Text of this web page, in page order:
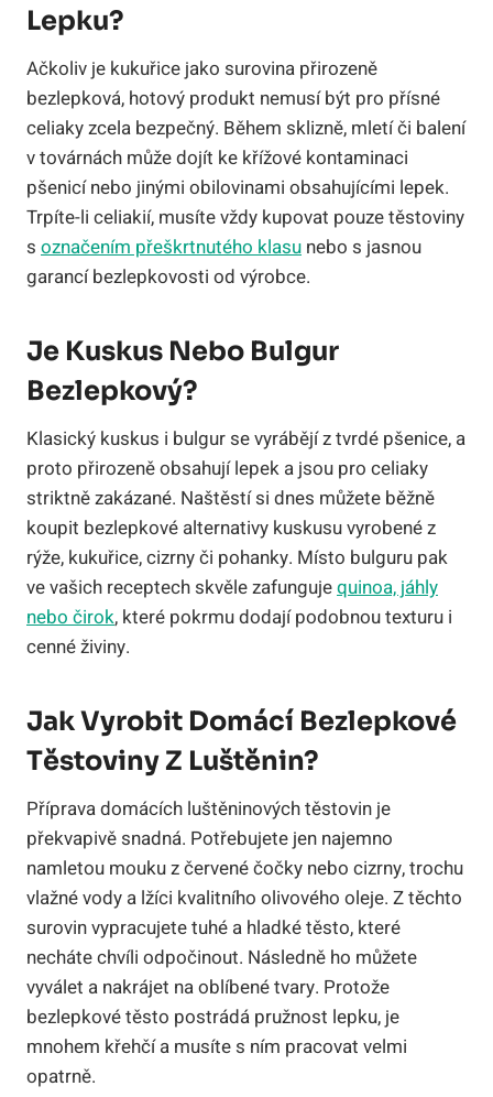
Lepku?
Ačkoliv je kukuřice jako surovina přirozeně
bezlepková, hotový produkt nemusí být pro přísné
celiaky zcela bezpečný. Během sklizně, mletí či balení
v továrnách může dojít ke křížové kontaminaci
pšenicí nebo jinými obilovinami obsahujícími lepek.
Trpíte-li celiakií, musíte vždy kupovat pouze těstoviny
s označením přeškrtnutého klasu nebo s jasnou
garancí bezlepkovosti od výrobce.
Je Kuskus Nebo Bulgur
Bezlepkový?
Klasický kuskus i bulgur se vyrábějí z tvrdé pšenice, a
proto přirozeně obsahují lepek a jsou pro celiaky
striktně zakázané. Naštěstí si dnes můžete běžně
koupit bezlepkové alternativy kuskusu vyrobené z
rýže, kukuřice, cizrny či pohanky. Místo bulguru pak
ve vašich receptech skvěle zafungujequinoa, jáhly
nebo čirok, které pokrmu dodají podobnou texturu i
cenné živiny.
Jak Vyrobit Domácí Bezlepkové
Těstoviny Z Luštěnin?
Příprava domácích luštěninových těstovin je
překvapivě snadná. Potřebujete jen najemno
namletou mouku z červené čočky nebo cizrny, trochu
vlažné vody a lžíci kvalitního olivového oleje. Z těchto
surovin vypracujete tuhé a hladké těsto, které
necháte chvíli odpočinout. Následně ho můžete
vyválet a nakrájet na oblíbené tvary. Protože
bezlepkové těsto postrádá pružnost lepku, je
mnohem křehčí a musíte s ním pracovat velmi
opatrně.